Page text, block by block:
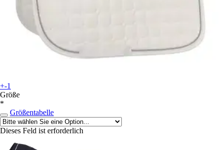
+-1
Größe
*
Größentabelle
Dieses Feld ist erforderlich